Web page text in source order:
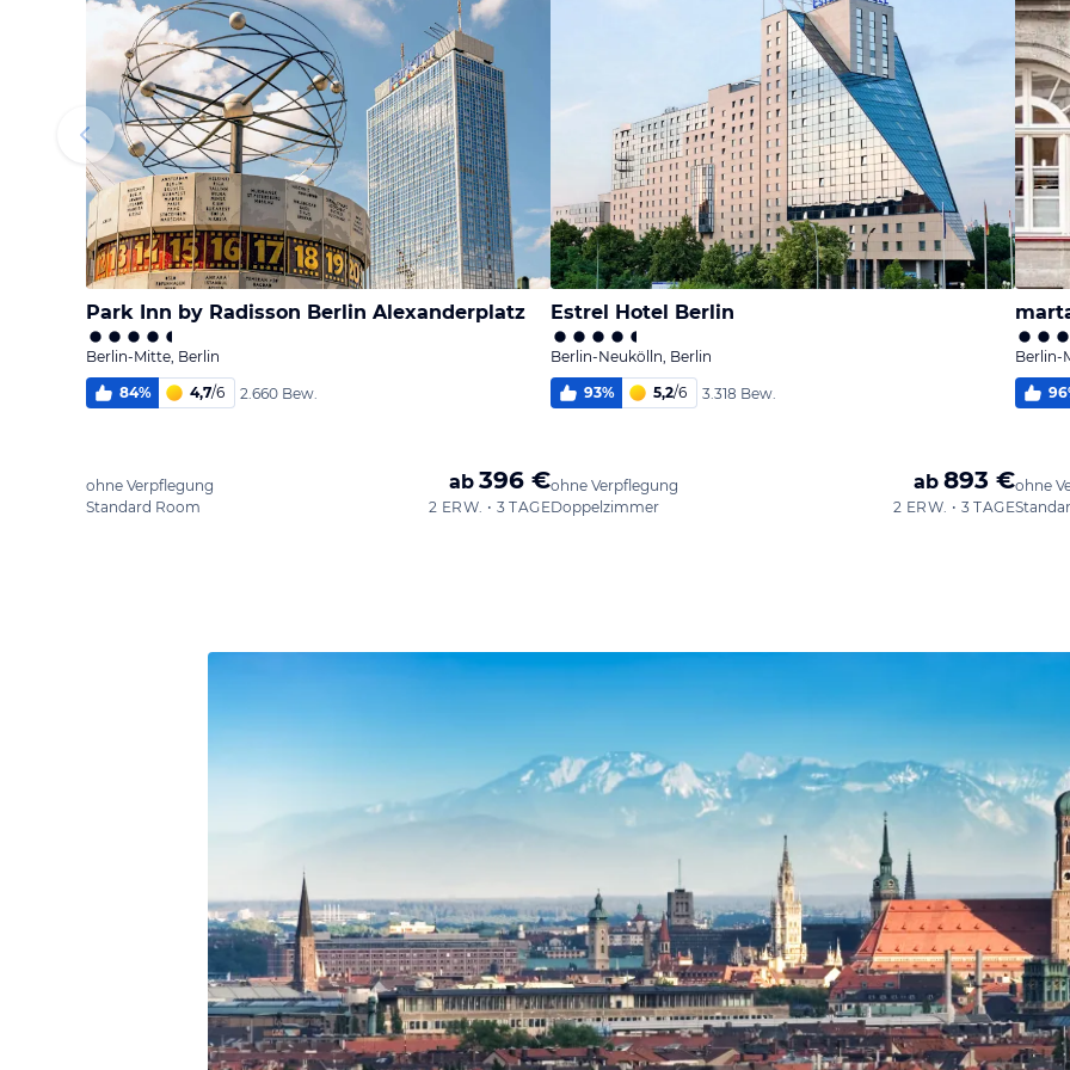
Park Inn by Radisson Berlin Alexanderplatz
Berlin-Mitte, Berlin
84% 4,7/6 2.660 Bew.
ohne Verpflegung
Standard Room
ab 396 €
2 ERW. • 3 TAGE
Estrel Hotel Berlin
Berlin-Neukölln, Berlin
93% 5,2/6 3.318 Bew.
ohne Verpflegung
Doppelzimmer
ab 893 €
2 ERW. • 3 TAGE
Berlin-
96
ohne